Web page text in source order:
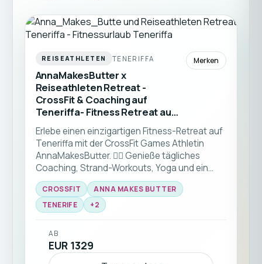
REISEATHLETEN TENERIFFA
AnnaMakesButter x
Reiseathleten Retreat -
CrossFit & Coaching auf
Teneriffa- Fitness Retreat auf
den Kanaren | ALL LEVELS
Merken
Erlebe einen einzigartigen Fitness-Retreat auf
Teneriffa mit der CrossFit Games Athletin
AnnaMakesButter. 🏋️‍♀️ Genieße tägliches
Coaching, Strand-Workouts, Yoga und ein
modernes 4-Sterne-Hotel nur wenige Schritte
vom Meer entfernt. Perfekt für Alleinreisende
oder Freunde, die Sonne, Training und
CROSSFIT
ANNA MAKES BUTTER
TENERIFE
+2
AB
EUR 1329